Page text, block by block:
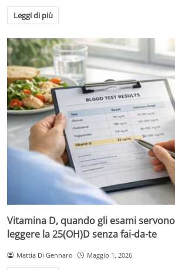
Leggi di più
Vitamina D, quando gli esami
leggere la 25(OH)D senza fai-da-te
Mattia Di Gennaro Maggio 1, 2026